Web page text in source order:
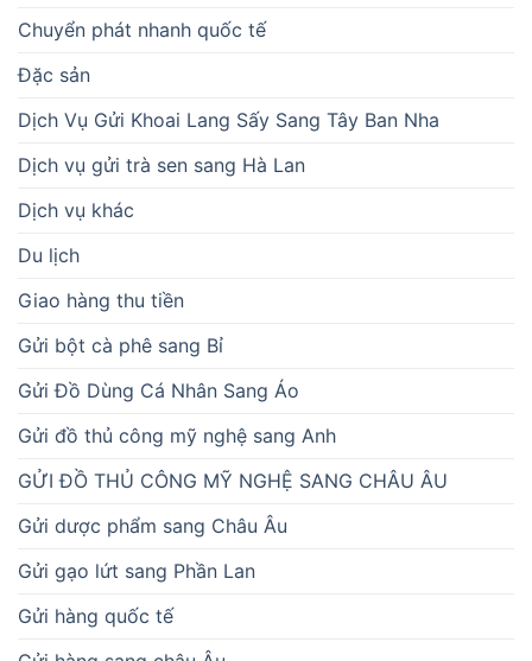
Chuyển phát nhanh quốc tế
Đặc sản
Dịch Vụ Gửi Khoai Lang Sấy Sang Tây Ban Nha
Dịch vụ gửi trà sen sang Hà Lan
Dịch vụ khác
Du lịch
Giao hàng thu tiền
Gửi bột cà phê sang Bỉ
Gửi Đồ Dùng Cá Nhân Sang Áo
Gửi đồ thủ công mỹ nghệ sang Anh
GỬI ĐỒ THỦ CÔNG MỸ NGHỆ SANG CHÂU ÂU
Gửi dược phẩm sang Châu Âu
Gửi gạo lứt sang Phần Lan
Gửi hàng quốc tế